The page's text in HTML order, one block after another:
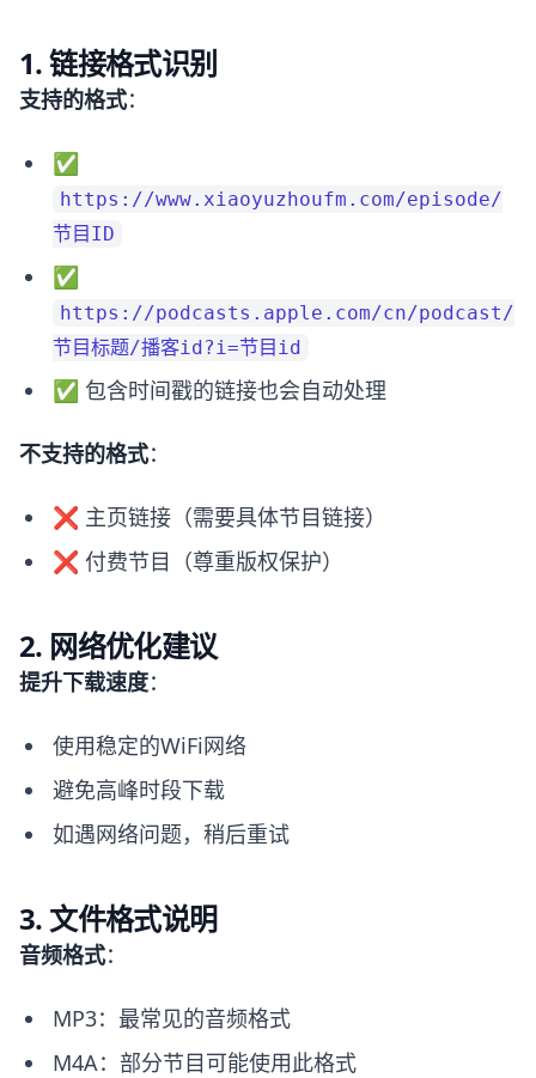
1. 链接格式识别
支持的格式：
✅
https://www.xiaoyuzhoufm.com/episode/
节目ID
✅
https://podcasts.apple.com/cn/podcast/
节目标题/播客id?i=节目id
✅ 包含时间戳的链接也会自动处理
不支持的格式：
❌ 主页链接（需要具体节目链接）
❌ 付费节目（尊重版权保护）
2. 网络优化建议
提升下载速度：
使用稳定的WiFi网络
避免高峰时段下载
如遇网络问题，稍后重试
3. 文件格式说明
音频格式：
MP3：最常见的音频格式
M4A：部分节目可能使用此格式